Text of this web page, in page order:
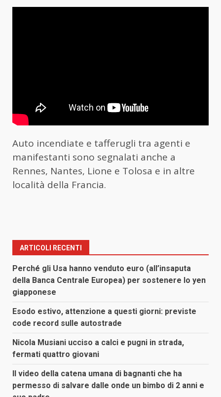
Auto incendiate e tafferugli tra agenti e
manifestanti sono segnalati anche a
Rennes, Nantes, Lione e Tolosa e in altre
località della Francia.
ARTICOLI RECENTI
Perché gli Usa hanno venduto euro (all’insaputa
della Banca Centrale Europea) per sostenere lo yen
giapponese
Esodo estivo, attenzione a questi giorni: previste
code record sulle autostrade
Nicola Musiani ucciso a calci e pugni in strada,
fermati quattro giovani
Il video della catena umana di bagnanti che ha
permesso di salvare dalle onde un bimbo di 2 anni e